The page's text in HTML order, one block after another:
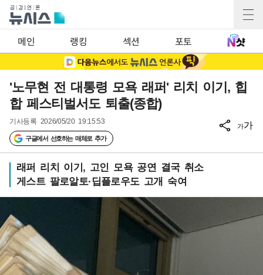
메인 랭킹 섹션 포토
'노무현 전 대통령 모욕 래퍼' 리치 이기, 힙
합 페스티벌서도 퇴출(종합)
기사등록 2026/05/20 19:15:53
구글에서 선호하는 매체로 추가
가가
래퍼 리치 이기, 고인 모욕 공연 결국 취소
게스트 팔로알토·딥플로우도 고개 숙여